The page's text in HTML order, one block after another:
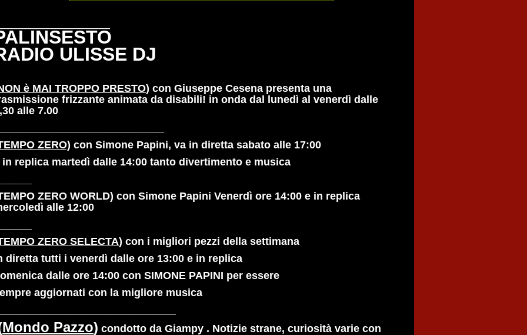
ULISSE DJ
è MAI TROPPO PRESTO) con Giuseppe Cesena presenta una
frizzante animata da disabili! in onda dal lunedì al venerdì dalle
alle 7.00
ZERO) con Simone Papini, va in diretta sabato alle 17:00
in replica martedì dalle 14:00 tanto divertimento e musica
ZERO WORLD) con Simone Papini Venerdì ore 14:00 e in replica
alle 12:00
ZERO SELECTA) con i migliori pezzi della settimana
diretta tutti i venerdì dalle ore 13:00 e in replica
dalle ore 14:00 con SIMONE PAPINI per essere
aggiornati con la migliore musica
Mondo Pazzo) condotto da Giampy . Notizie strane, curiosità varie con